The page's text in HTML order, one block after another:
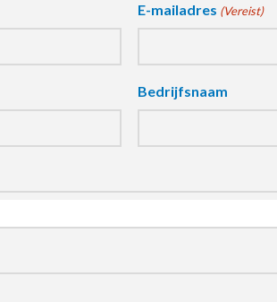
E-mailadres (Vereist)
Bedrijfsnaam